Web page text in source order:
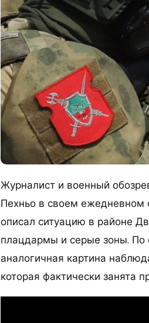
Журналист и военный
Пехньо в своем ежедневном
описал ситуацию в районе
плацдармы и серые зоны. По
аналогичная картина
которая фактически занята